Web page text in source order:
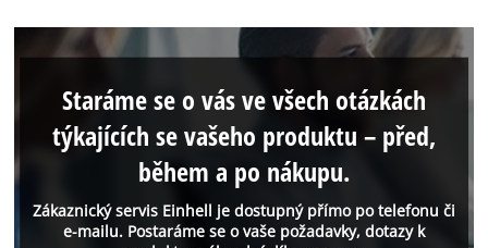
Zákaznický servis Einhell je dostupný přímo po telefonu či
e-mailu. Postaráme se o vaše požadavky, dotazy k
Staráme se o vás ve všech otázkách
týkajících se vašeho produktu – před,
během a po nákupu.